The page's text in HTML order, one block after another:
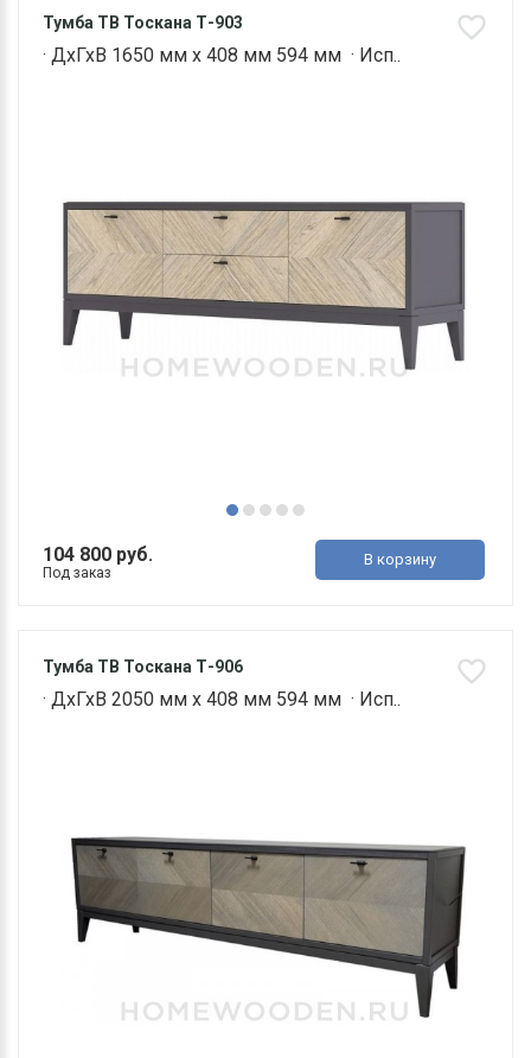
Тумба ТВ Тоскана Т-903
· ДхГхВ 1650 мм х 408 мм 594 мм · Исп..
104 800 руб.
Под заказ
В корзину
Тумба ТВ Тоскана Т-906
· ДхГхВ 2050 мм х 408 мм 594 мм · Исп..